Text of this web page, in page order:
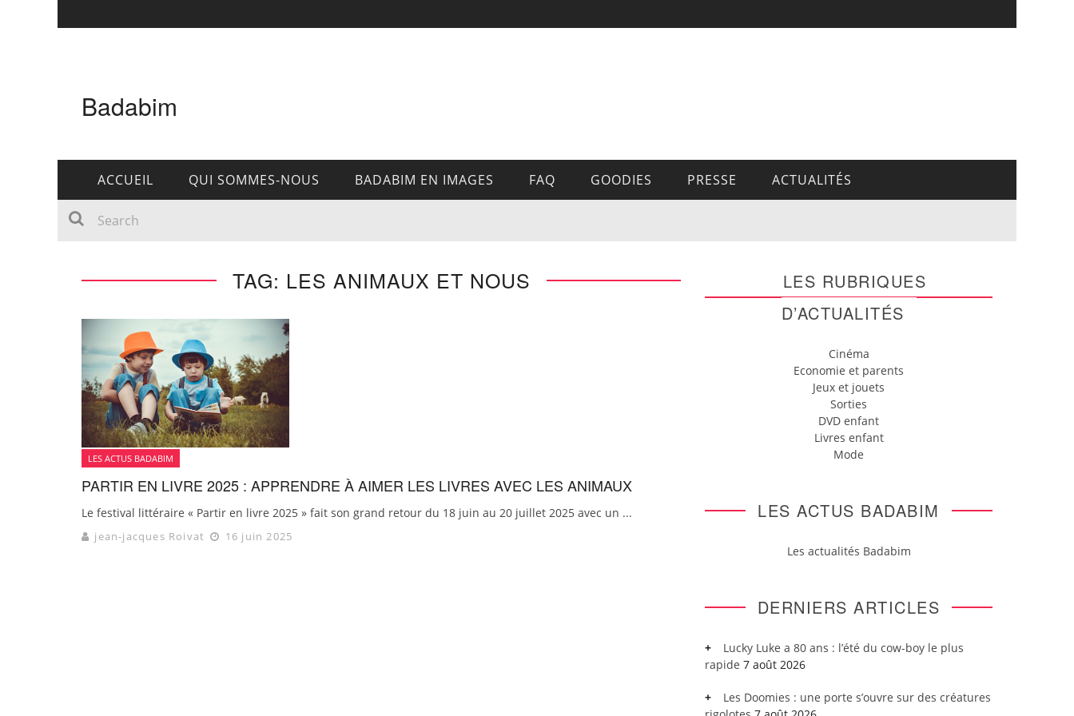
Badabim
ACCUEIL QUI SOMMES-NOUS BADABIM EN IMAGES FAQ GOODIES PRESSE ACTUALITÉS
TAG: LES ANIMAUX ET NOUS
LES ACTUS BADABIM
PARTIR EN LIVRE 2025 : APPRENDRE À AIMER LES LIVRES AVEC LES ANIMAUX
Le festival littéraire « Partir en livre 2025 » fait son grand retour du 18 juin au 20 juillet 2025 avec un ...
jean-jacques Roivat 16 juin 2025
LES RUBRIQUES
D’ACTUALITÉS
Cinéma
Economie et parents
Jeux et jouets
Sorties
DVD enfant
Livres enfant
Mode
LES ACTUS BADABIM
Les actualités Badabim
DERNIERS ARTICLES
Lucky Luke a 80 ans : l’été du cow-boy le plus
rapide 7 août 2026
Les Doomies : une porte s’ouvre sur des créatures